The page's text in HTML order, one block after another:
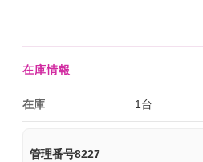
在庫情報
在庫 1台
管理番号8227